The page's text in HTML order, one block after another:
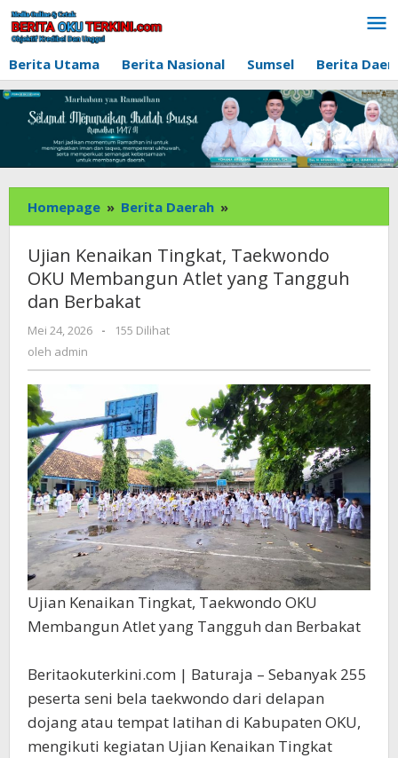
Lewati
ke
konten
Berita Utama
Berita Nasional Sumsel Berita
Homepage » Berita Daerah »
Kenaikan
Tingkat,
Taekwondo
OKU
dan
Berbakat
Ujian Kenaikan Tingkat, Taekwondo
OKU Membangun Atlet yang Tangguh
dan Berbakat
Mei 24, 2026
oleh
-
155 Dilihat
oleh admin
Ujian Kenaikan Tingkat, Taekwondo OKU
Membangun Atlet yang Tangguh dan Berbakat
Beritaokuterkini.com | Baturaja – Sebanyak 255
peserta seni bela taekwondo dari delapan
dojang atau tempat latihan di Kabupaten OKU,
mengikuti kegiatan Ujian Kenaikan Tingkat